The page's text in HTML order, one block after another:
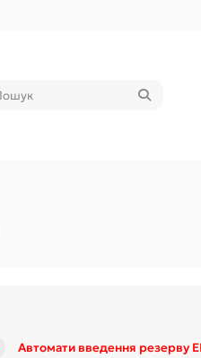
Автомати введення резерву